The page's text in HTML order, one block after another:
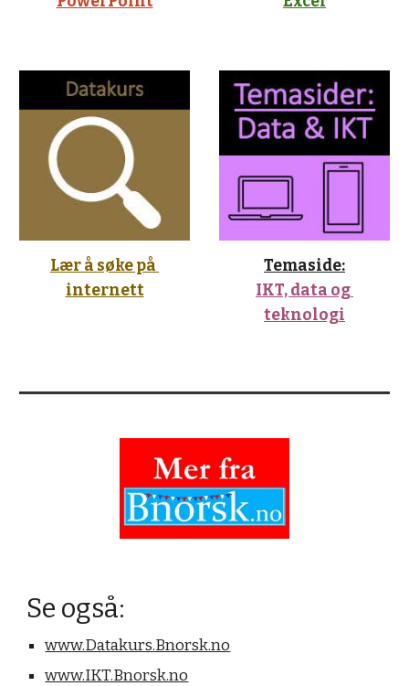
Lær å søke på
internett
Temaside:
IKT, data og
teknologi
Se også:
www.Datakurs.Bnorsk.no
www.IKT.Bnorsk.no